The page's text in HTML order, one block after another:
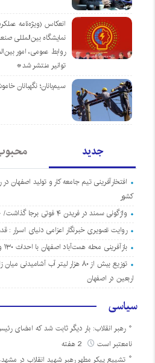
انعکاس (ویژه‌نامه
نمایشگاه بین‌المللی
روابط عمومی، امور
توانیر منتشر شد*
سیم‌بانان؛ نگهبانان
جدید
افتخارآفرینی تیم جامعه کار و تولید اصفهان
کشور
واژگونی سمند در فریدن ۴ فوتی برجا گذاشت/ خواب‌آلودگی راننده حادثه‌ساز شد
روایت تصویری خبرنگار اعزامی دنیای اسرار :
بازآفرینی محله همت‌آباد اصفهان با احداث ۱۳۰ واحد مسکونی جدید آغاز می‌شود
توزیع بیش از ۸۰ هزار لیتر آب
اربعین در اصفهان
سیاسی
رهبر انقلاب: بار دیگر ثابت شد که امضای
نامعتبر است
تشییع پیکر مطهر رهبر شهید انقلاب در